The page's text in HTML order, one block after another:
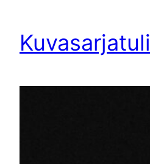
Kuvasarjatuli